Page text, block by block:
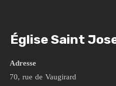
Église Saint
Adresse
70, rue de Vaugirard